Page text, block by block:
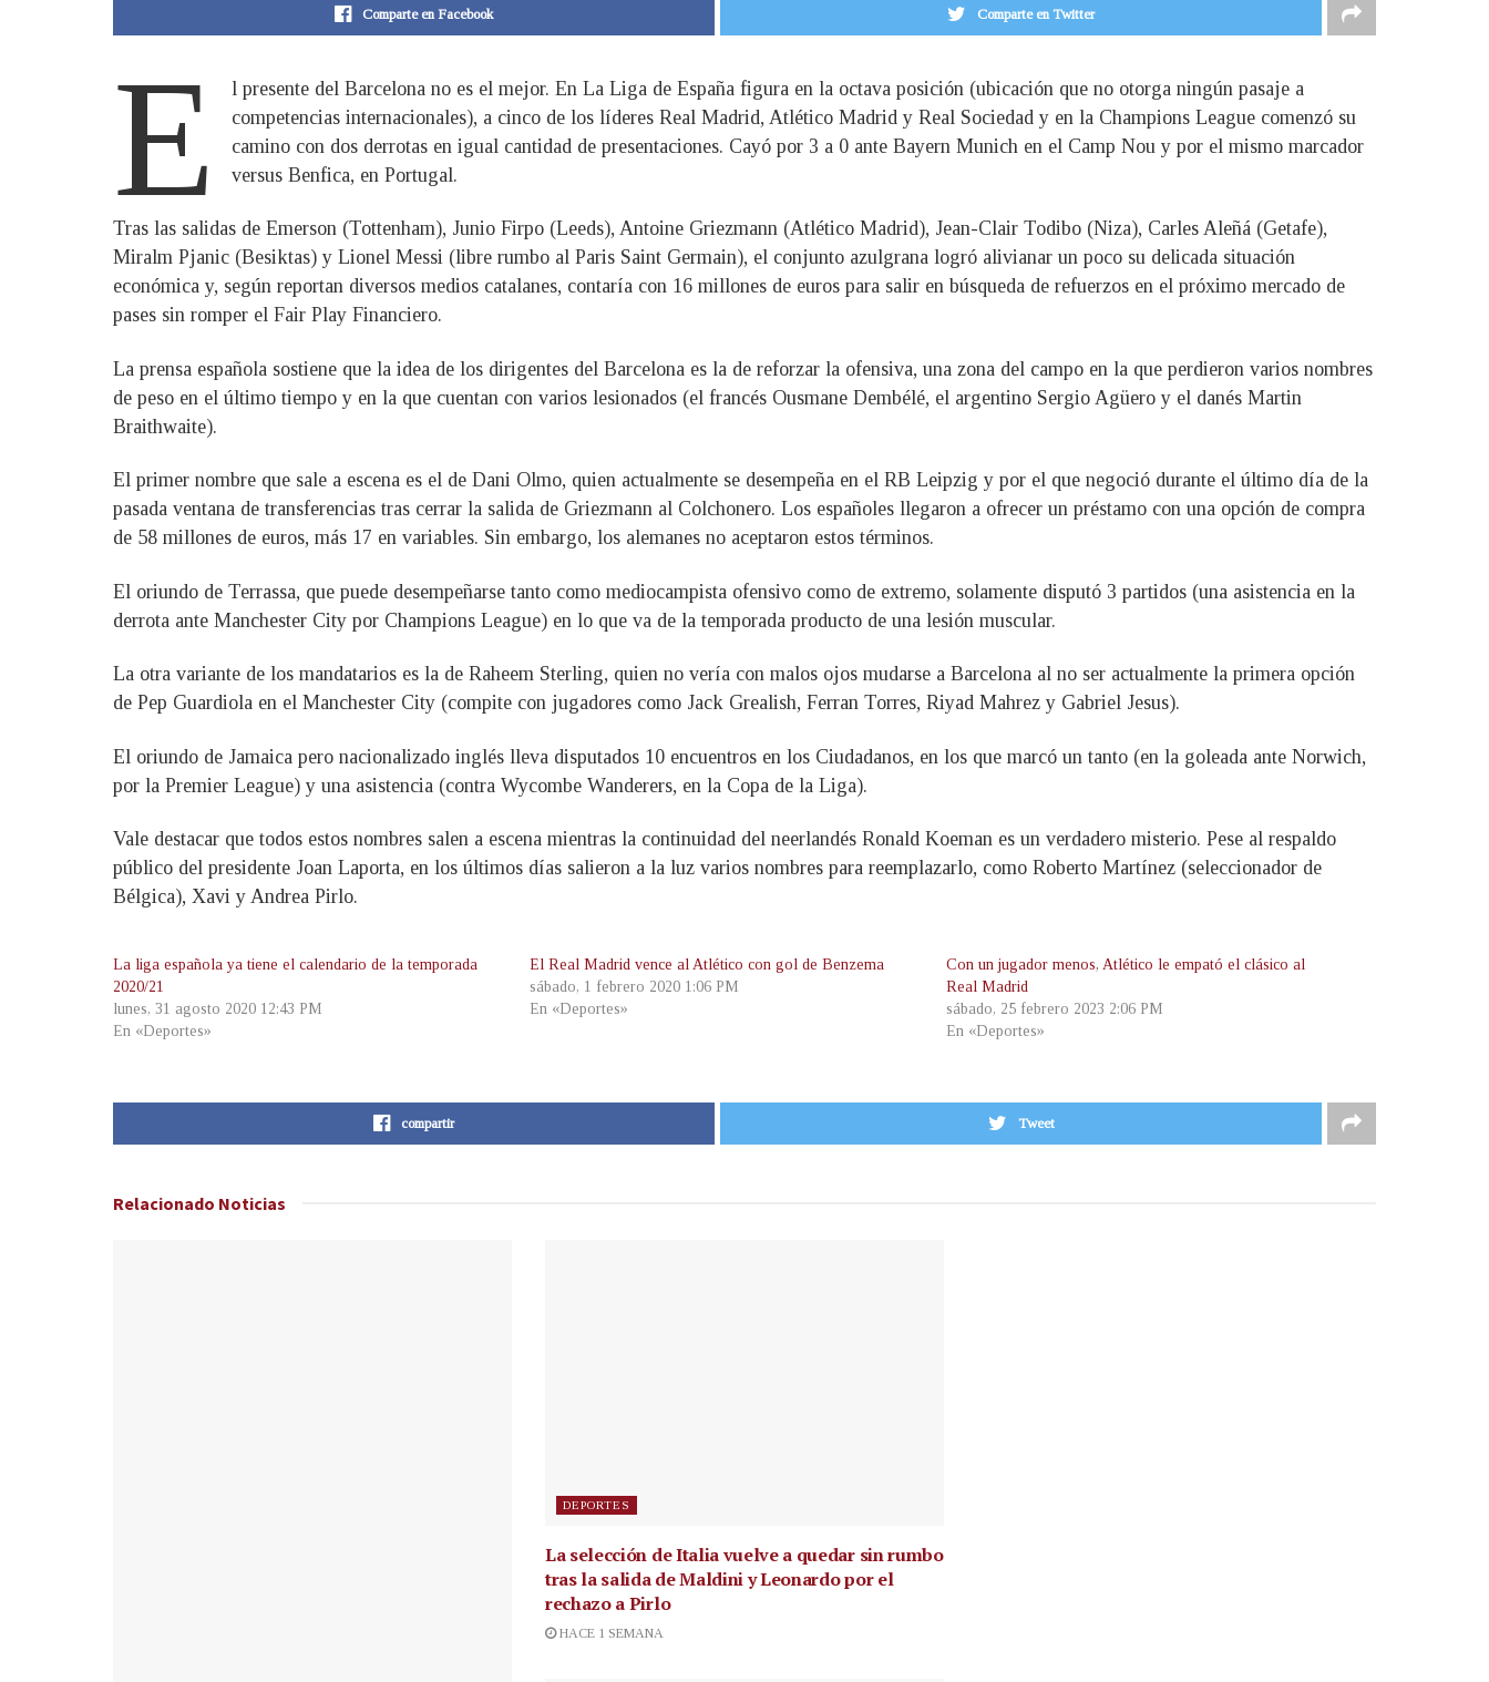
Comparte en Facebook Comparte en Twitter
E
l presente del Barcelona no es el mejor. En La Liga de España figura en la octava posición (ubicación que no otorga ningún pasaje a
competencias internacionales), a cinco de los líderes Real Madrid, Atlético Madrid y Real Sociedad y en la Champions League comenzó su
camino con dos derrotas en igual cantidad de presentaciones. Cayó por 3 a 0 ante Bayern Munich en el Camp Nou y por el mismo marcador
versus Benfica, en Portugal.
Tras las salidas de Emerson (Tottenham), Junio Firpo (Leeds), Antoine Griezmann (Atlético Madrid), Jean-Clair Todibo (Niza), Carles Aleñá (Getafe),
Miralm Pjanic (Besiktas) y Lionel Messi (libre rumbo al Paris Saint Germain), el conjunto azulgrana logró alivianar un poco su delicada situación
económica y, según reportan diversos medios catalanes, contaría con 16 millones de euros para salir en búsqueda de refuerzos en el próximo mercado de
pases sin romper el Fair Play Financiero.
La prensa española sostiene que la idea de los dirigentes del Barcelona es la de reforzar la ofensiva, una zona del campo en la que perdieron varios nombres
de peso en el último tiempo y en la que cuentan con varios lesionados (el francés Ousmane Dembélé, el argentino Sergio Agüero y el danés Martin
Braithwaite).
El primer nombre que sale a escena es el de Dani Olmo, quien actualmente se desempeña en el RB Leipzig y por el que negoció durante el último día de la
pasada ventana de transferencias tras cerrar la salida de Griezmann al Colchonero. Los españoles llegaron a ofrecer un préstamo con una opción de compra
de 58 millones de euros, más 17 en variables. Sin embargo, los alemanes no aceptaron estos términos.
El oriundo de Terrassa, que puede desempeñarse tanto como mediocampista ofensivo como de extremo, solamente disputó 3 partidos (una asistencia en la
derrota ante Manchester City por Champions League) en lo que va de la temporada producto de una lesión muscular.
La otra variante de los mandatarios es la de Raheem Sterling, quien no vería con malos ojos mudarse a Barcelona al no ser actualmente la primera opción
de Pep Guardiola en el Manchester City (compite con jugadores como Jack Grealish, Ferran Torres, Riyad Mahrez y Gabriel Jesus).
El oriundo de Jamaica pero nacionalizado inglés lleva disputados 10 encuentros en los Ciudadanos, en los que marcó un tanto (en la goleada ante Norwich,
por la Premier League) y una asistencia (contra Wycombe Wanderers, en la Copa de la Liga).
Vale destacar que todos estos nombres salen a escena mientras la continuidad del neerlandés Ronald Koeman es un verdadero misterio. Pese al respaldo
público del presidente Joan Laporta, en los últimos días salieron a la luz varios nombres para reemplazarlo, como Roberto Martínez (seleccionador de
Bélgica), Xavi y Andrea Pirlo.
La liga española ya tiene el calendario de la temporada
2020/21
lunes, 31 agosto 2020 12:43 PM
En «Deportes»
El Real Madrid vence al Atlético con gol de Benzema
sábado, 1 febrero 2020 1:06 PM
En «Deportes»
Con un jugador menos, Atlético le empató el clásico al
Real Madrid
sábado, 25 febrero 2023 2:06 PM
En «Deportes»
compartir Tweet
Relacionado Noticias
DEPORTES
La selección de Italia vuelve a quedar sin rumbo
tras la salida de Maldini y Leonardo por el
rechazo a Pirlo
HACE 1 SEMANA